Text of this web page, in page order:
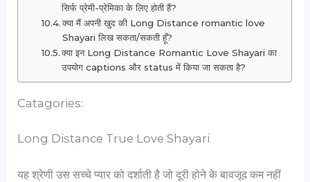
सिर्फ प्रेमी-प्रेमिका के लिए होती हैं?
क्या मैं अपनी खुद की Long Distance romantic love
Shayari लिख सकता/सकती हूँ?
क्या इन Long Distance Romantic Love Shayari का
उपयोग captions और status में किया जा सकता है?
Catagories:
Long Distance True Love Shayari
यह श्रेणी उस सच्चे प्यार को दर्शाती है जो दूरी होने के बावजूद कम नहीं